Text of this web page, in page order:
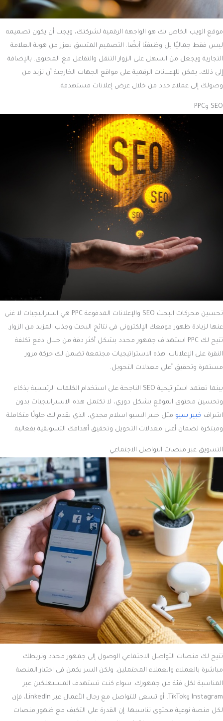
موقع الويب الخاص بك هو الواجهة الرقمية لشركتك، ويجب أن يكون تصميمه
ليس فقط جماليًا بل وظيفيًا أيضًا. التصميم المتسق يعزز من هوية العلامة
التجارية ويجعل من السهل على الزوار التنقل والتفاعل مع المحتوى. بالإضافة
إلى ذلك، يمكن للإعلانات الرقمية على مواقع الجهات الخارجية أن تزيد من
وصولك إلى عملاء جدد من خلال عرض إعلانات مستهدفة.
SEO وPPC
تحسين محركات البحث SEO والإعلانات المدفوعة PPC هي استراتيجيات لا غنى
عنها لزيادة ظهور موقعك الإلكتروني في نتائج البحث وجذب المزيد من الزوار.
تتيح لك PPC استهداف جمهور محدد بشكل أكثر دقة من خلال دفع تكلفة
النقرة على الإعلانات. هذه الاستراتيجيات مجتمعة تضمن لك حركة مرور
مستمرة وتحقيق أعلى معدلات التحويل.
بينما تعتمد استراتيجية SEO الناجحة على استخدام الكلمات الرئيسية بذكاء
وتحسين محتوى الموقع بشكل دوري، لا تكتمل هذه الاستراتيجيات بدون
اشراف خبير سيو مثل خبير السيو اسلام مجدي، الذي يقدم لك حلولًا متكاملة
ومبتكرة لضمان أعلى معدلات التحويل وتحقيق أهدافك التسويقية بفعالية.
التسويق عبر منصات التواصل الاجتماعي
تتيح لك منصات التواصل الاجتماعي الوصول إلى جمهور محدد وتربطك
مباشرة بالعملاء والعملاء المحتملين. ولكن السر يكمن في اختيار المنصة
المناسبة لكل فئة من جمهورك. سواء كنت تستهدف المستهلكين عبر
Instagram وTikTok، أو تسعى للتواصل مع رجال الأعمال عبر LinkedIn، فإن
لكل منصة نوعية محتوى تناسبها. إن القدرة على التكيف مع ظهور منصات